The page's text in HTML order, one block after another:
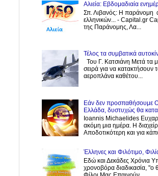
Αλιεία: Εβδομαδιαία
Σπ. Λιβανός: Η παράνομη
ελληνικών... - Capital.gr
της Παράνομης, Λα...
Τέλος τα συμβατικά
Του Γ. Κατσιάνη Μετά τα
σειρά για να κατακτήσουν
αεροπλάνα καθέτου...
Εάν δεν προσπαθήσουμε
Ελλάδα, δυστυχώς θα
Ioannis Michaelides
ακόμη μια ημέρα. Η
Αποδοτικότερη και για
Έλληνες και Φιλότιμο,
Εδώ και Δεκάδες Χρόνια
χρονοβόρα διαδικασία, "ο